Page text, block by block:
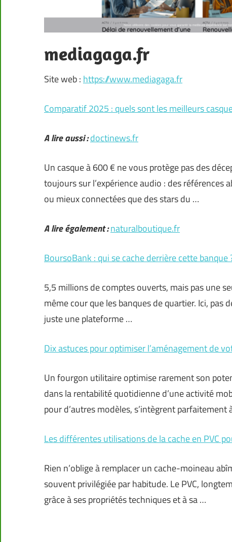
mediagaga.fr
Site web : https://www.mediagaga.fr
Comparatif 2025 : quels sont les meilleurs
A lire aussi :doctinews.fr
Un casque à 600 € ne vous protège pas des
toujours sur l’expérience audio : des
ou mieux connectées que des stars du …
A lire également :naturalboutique.fr
BoursoBank : qui se cache derrière cette banque
5,5 millions de comptes ouverts, mais pas une
même cour que les banques de quartier. Ici, pas
juste une plateforme …
Dix astuces pour optimiser l’aménagement de
Un fourgon utilitaire optimise rarement son
dans la rentabilité quotidienne d’une activité
pour d’autres modèles, s’intègrent
Les différentes utilisations de la cache en PVC
Rien n’oblige à remplacer un cache-moineau
souvent privilégiée par habitude. Le PVC,
grâce à ses propriétés techniques et à sa …